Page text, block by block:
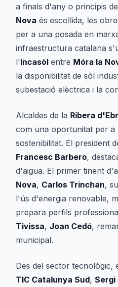
a finals d'any o principis
Nova és escollida, les
per a una posada en
infraestructura catalana
l'Incasòl entre Móra la
la disponibilitat de sòl
subestació elèctrica i la
Alcaldes de la Ribera
com una oportunitat per a
sostenibilitat. El president
Francesc Barbero,
d'aigua. El primer tinent
Nova, Carlos Trinchan,
l'ús d'energia renovable,
prepara perfils
Tivissa, Joan Cedó,
municipal.
Des del sector tecnològic,
TIC Catalunya Sud, Sergi